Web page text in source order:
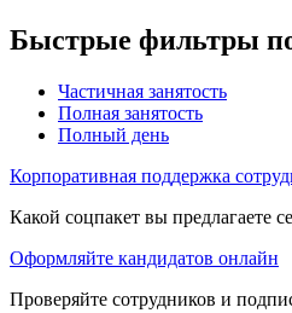
Быстрые фильтры
Частичная занятость
Полная занятость
Полный день
Корпоративная поддержка
Какой соцпакет вы предлагаете
Оформляйте кандидатов онлайн
Проверяйте сотрудников и